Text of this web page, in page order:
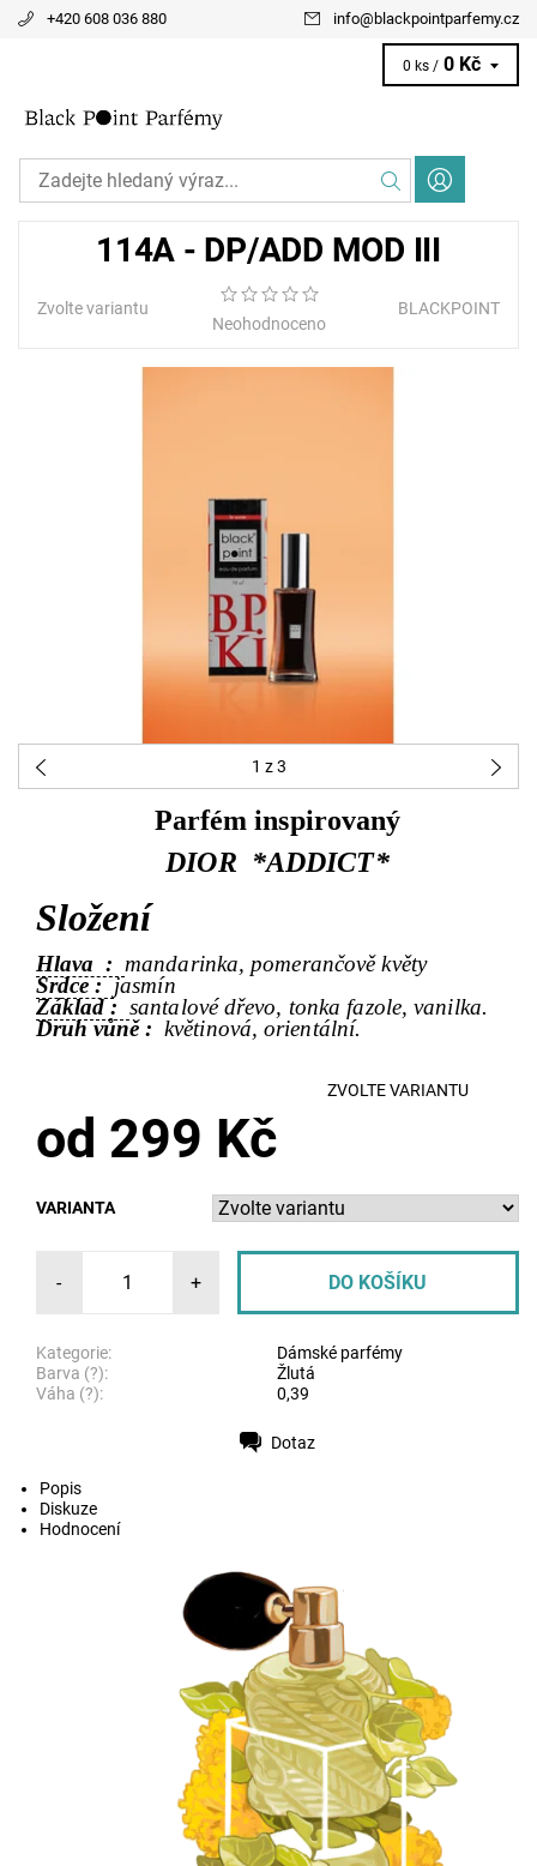
+420 608 036 880 info@ blackpointparfemy.cz
0 ks / 0 Kč
114A - DP/ADD MOD III
Zvolte variantu
Neohodnoceno
BLACKPOINT
1 z 3
Parfém inspirovaný
DIOR *ADDICT*
Složení
Hlava : mandarinka, pomerančově květy
Srdce :jasmín
Základ : santalové dřevo, tonka fazole, vanilka.
Druh vůně : květinová, orientální.
ZVOLTE VARIANTU
od 299 Kč
VARIANTA
- +
Kategorie:
Dámské parfémy
Barva (?):
Žlutá
Váha (?):
0,39
Dotaz
Popis
Diskuze
Hodnocení